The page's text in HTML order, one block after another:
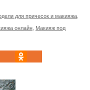
для причесок и макияжа,
онлайн, Макияж под